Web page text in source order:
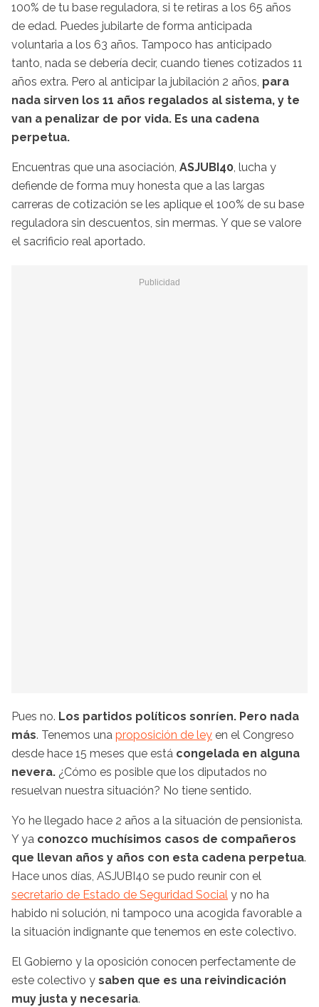
100% de tu base reguladora, si te retiras a los 65 años
de edad. Puedes jubilarte de forma anticipada
voluntaria a los 63 años. Tampoco has anticipado
tanto, nada se debería decir, cuando tienes cotizados 11
años extra. Pero al anticipar la jubilación 2 años, para
nada sirven los 11 años regalados al sistema, y te
van a penalizar de por vida. Es una cadena
perpetua.
Encuentras que una asociación, ASJUBI40, lucha y
defiende de forma muy honesta que a las largas
carreras de cotización se les aplique el 100% de su base
reguladora sin descuentos, sin mermas. Y que se valore
el sacrificio real aportado.
Pues no. Los partidos políticos sonríen. Pero nada
más. Tenemos una proposición de ley en el Congreso
desde hace 15 meses que está congelada en alguna
nevera. ¿Cómo es posible que los diputados no
resuelvan nuestra situación? No tiene sentido.
Yo he llegado hace 2 años a la situación de pensionista.
Y ya conozco muchísimos casos de compañeros
que llevan años y años con esta cadena perpetua.
Hace unos días, ASJUBI40 se pudo reunir con el
secretario de Estado de Seguridad Social y no ha
habido ni solución, ni tampoco una acogida favorable a
la situación indignante que tenemos en este colectivo.
El Gobierno y la oposición conocen perfectamente de
este colectivo y saben que es una reivindicación
muy justa y necesaria.